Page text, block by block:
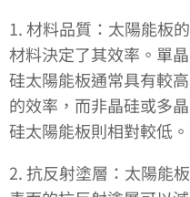
1. 材料品質：太陽能板的
材料決定了其效率。單晶
硅太陽能板通常具有較高
的效率，而非晶硅或多晶
硅太陽能板則相對較低。
2. 抗反射塗層：太陽能板